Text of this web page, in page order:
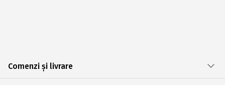
Comenzi și livrare